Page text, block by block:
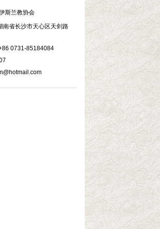
南省长沙市天心区天剑路
斯兰教协会
0731-85184084